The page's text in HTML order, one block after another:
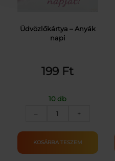
Üdvözlőkártya – Anyák
napi
199 Ft
10 db
–
Üdvözlőkártya
Anyák
napi
+
KOSÁRBA TESZEM